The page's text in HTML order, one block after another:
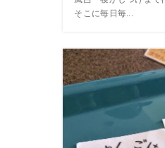
そこに毎日毎...